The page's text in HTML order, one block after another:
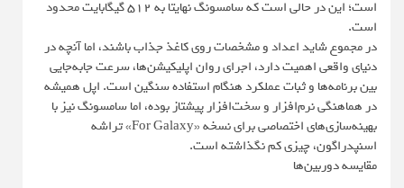
است؛ این در حالی است ‌که سامسونگ نهایتا به ۵۱۲ گیگابایت محدود
است.
در مجموع شاید اعداد و مشخصات روی کاغذ جذاب باشند، اما آنچه در
دنیای واقعی اهمیت دارد، اجرای روان اپلیکیشن‌ها، سرعت جابه‌جایی
بین برنامه‌ها و ثبات عملکرد هنگام استفاده سنگین است. اپل همیشه
در هماهنگی نرم‌افزار و سخت‌افزار پیشتاز بوده، اما سامسونگ نیز با
بهینه‌سازی‌های اختصاصی برای نسخه «For Galaxy» تراشه
اسنپدراگون، چیزی کم نگذاشته است.
مقایسه دوربین‌ها